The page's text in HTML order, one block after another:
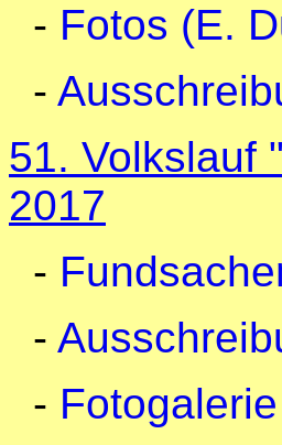
- Fotos (E.
-
51. Volkslauf
2017
-
-
-